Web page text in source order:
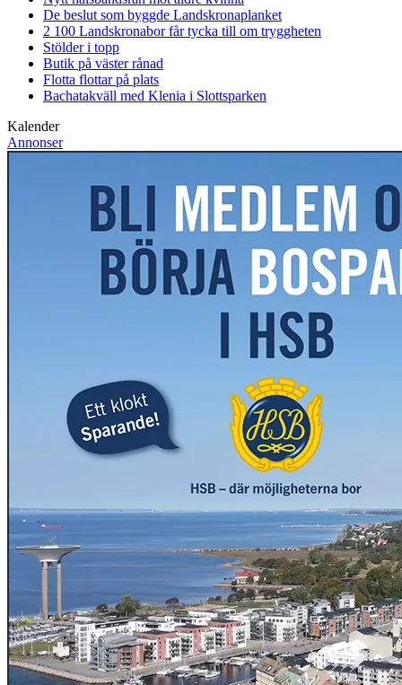
De beslut som byggde Landskronaplanket
2 100 Landskronabor får tycka till om tryggheten
Stölder i topp
Butik på väster rånad
Flotta flottar på plats
Bachatakväll med Klenia i Slottsparken
Kalender
Annonser